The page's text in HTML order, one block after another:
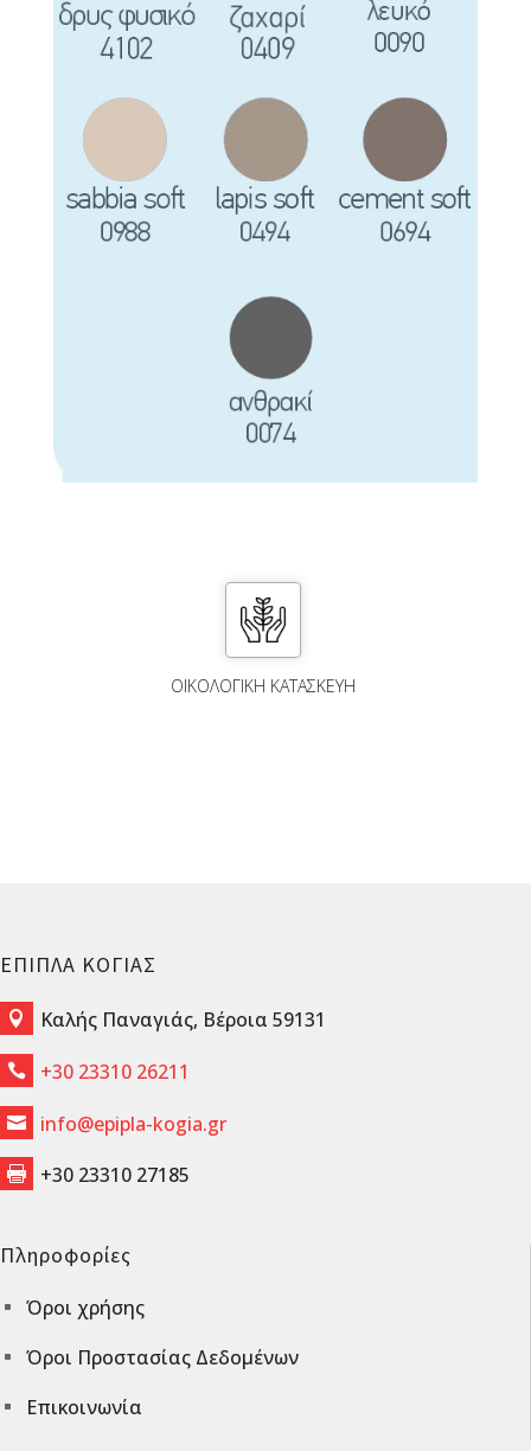
ΟΙΚΟΛΟΓΙΚΗ ΚΑΤΑΣΚΕΥΗ
ΕΠΙΠΛΑ ΚΟΓΙΑΣ
 Καλής Παναγιάς, Βέροια 59131
 +30 23310 26211
 info@epipla-kogia.gr
 +30 23310 27185
Πληροφορίες
^ Όροι χρήσης
^ Όροι Προστασίας Δεδομένων
^ Επικοινωνία